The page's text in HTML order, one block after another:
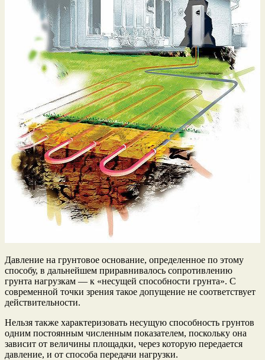
Давление на грунтовое основание, определенное по этому
способу, в дальнейшем приравнивалось сопротивлению
грунта нагрузкам — к «несущей способности грунта». С
современной точки зрения такое допущение не соответствует
действительности.
Нельзя также характеризовать несущую способность грунтов
одним постоянным численным показателем, поскольку она
зависит от величины площадки, через которую передается
давление, и от способа передачи нагрузки.